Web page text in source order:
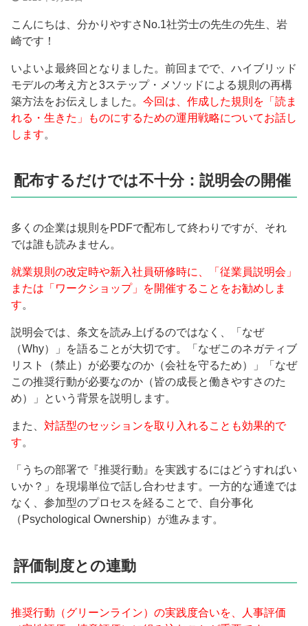
こんにちは、分かりやすさNo.1社労士の先生の先生、岩
崎です！
いよいよ最終回となりました。前回までで、ハイブリッド
モデルの考え方と3ステップ・メソッドによる規則の再構
築方法をお伝えしました。 今回は、作成した規則を「読ま
れる・生きた」ものにするための運用戦略についてお話し
します。
配布するだけでは不十分：説明会の開催
多くの企業は規則をPDFで配布して終わりですが、それ
では誰も読みません。
就業規則の改定時や新入社員研修時に、「従業員説明会」
または「ワークショップ」を開催することをお勧めしま
す。
説明会では、条文を読み上げるのではなく、「なぜ
（Why）」を語ることが大切です。「なぜこのネガティブ
リスト（禁止）が必要なのか（会社を守るため）」「なぜ
この推奨行動が必要なのか（皆の成長と働きやすさのた
め）」という背景を説明します。
また、 対話型のセッションを取り入れることも効果的で
す。
「うちの部署で『推奨行動』を実践するにはどうすればい
いか？」を現場単位で話し合わせます。一方的な通達では
なく、参加型のプロセスを経ることで、自分事化
（Psychological Ownership）が進みます。
評価制度との連動
推奨行動（グリーンライン）の実践度合いを、人事評価